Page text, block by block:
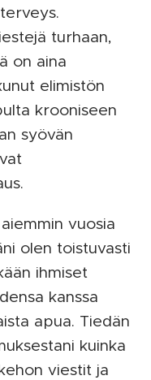
turhaan,
on aina
elimistön
krooniseen
syövän
vuosia
olen toistuvasti
ihmiset
kanssa
apua. Tiedän
kuinka
viestit ja